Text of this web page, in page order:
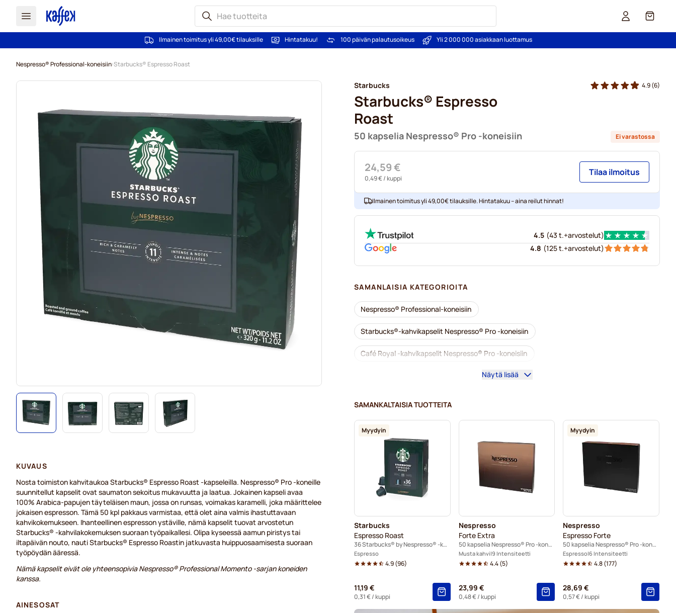
Kori
Ilmainen toimitus yli 49,00€ tilauksille Hintatakuu! 100 päivän palautusoikeus Yli 2 000 000 asiakkaan luottamus
Nespresso® Professional-koneisiin Starbucks® Espresso Roast
Starbucks
Starbucks® Espresso
Roast
50 kapselia Nespresso® Pro -koneisiin
4.9(6)
Ei varastossa
24,59 €
0,49 €/ kuppi
Tilaa ilmoitus
Ilmainen toimitus yli 49,00€ tilauksille. Hintatakuu – aina reilut hinnat!
4.5 (43 t.+arvostelut)
4.8 (125 t.+arvostelut)
SAMANLAISIA KATEGORIOITA
Nespresso® Professional-koneisiin
Starbucks®-kahvikapselit Nespresso® Pro -koneisiin
Café Royal -kahvikapselit Nespresso® Pro -koneisiin
Nespresso® Professional -kahvikoneet Nespresso® Professional -tarvikkeet
Kalkinpoisto ja huolto Nespresso® Pro-kahvinkeittimeen
Kapselit Nespresso® Pro-koneisiin Gimoka-kapselit Nespresso® Pro -koneisiin
Kahvikapselit Nespresso® Pro -koneisiin
Kaffekapslen-kapselit Nespresso® Professional -koneisiin
Näytä lisää
SAMANKALTAISIA TUOTTEITA
Myydyin
Starbucks
Espresso Roast
36 Starbucks® by Nespresso® -kapselia
Espresso
4.9(96)
11,19 €
0,31 €/ kuppi
Nespresso
Forte Extra
50 kapselia Nespresso® Pro -koneisiin
Musta kahvi 9 Intensiteetti
4.4(5)
23,99 €
0,48 €/ kuppi
Myydyin
Nespresso
Espresso Forte
50 kapselia Nespresso® Pro -koneisiin
Espresso 6 Intensiteetti
4.8(177)
28,69 €
0,57 €/ kuppi
KUVAUS
Nosta toimiston kahvitaukoa Starbucks® Espresso Roast -kapseleilla. Nespresso® Pro -koneille
suunnitellut kapselit ovat saumaton sekoitus mukavuutta ja laatua. Jokainen kapseli avaa
100% Arabica-papujen täyteläisen maun, jossa on runsas, voimakas karamelli, joka määrittelee
jokaisen espresson. Tämä 50 kpl pakkaus varmistaa, että olet aina valmis ihastuttavaan
kahvikokemukseen. Ihanteellinen espresson ystäville, nämä kapselit tuovat arvostetun
Starbucks® -kahvilakokemuksen suoraan työpaikallesi. Olipa kyseessä aamun piristys tai
iltapäivän nouto, nauti Starbucks® Espresso Roastin jatkuvasta huippuosaamisesta suoraan
työpöydän ääressä.
Nämä kapselit eivät ole yhteensopivia Nespresso® Professional Momento -sarjan koneiden
kanssa.
AINESOSAT